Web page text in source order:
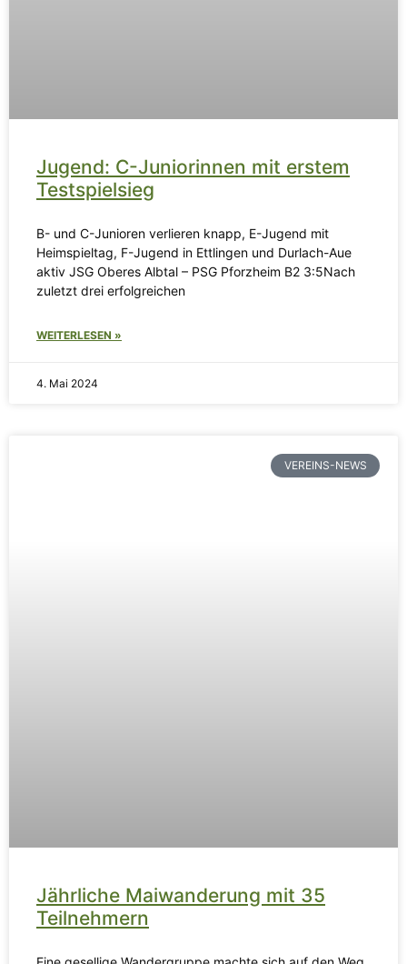
Jugend: C-Juniorinnen mit erstem
Testspielsieg
B- und C-Junioren verlieren knapp, E-Jugend mit
Heimspieltag, F-Jugend in Ettlingen und Durlach-Aue
aktiv JSG Oberes Albtal – PSG Pforzheim B2 3:5Nach
zuletzt drei erfolgreichen
WEITERLESEN »
4. Mai 2024
VEREINS-NEWS
Jährliche Maiwanderung mit 35
Teilnehmern